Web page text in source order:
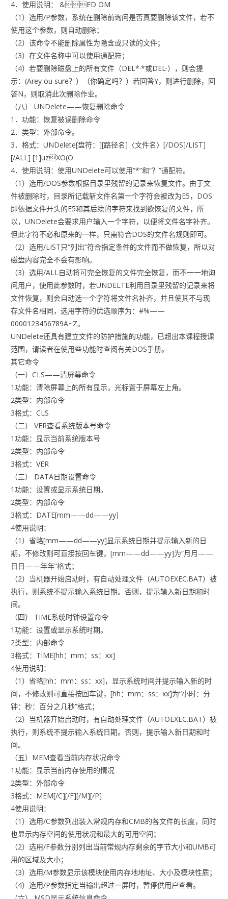
4．使用说明： &ED OM
（1）选用/P参数，系统在删除前询问是否真要删除该文件，若不
使用这个参数，则自动删除；
（2）该命令不能删除属性为隐含或只读的文件；
（3）在文件名称中可以使用通配符；
（4）若要删除磁盘上的所有文件（DEL*·*或DEL·），则会提
示：(Arey ou sure？）（你确定吗？）若回答Y，则进行删除，回
答N，则取消此次删除作业。
（八） UNDelete——恢复删除命令
1．功能：恢复被误删除命令
2．类型：外部命令。
3．格式：UNDelete[盘符：][路径名]〈文件名〉[/DOS]/LIST]
[/ALL] [1]uzXO(O
4．使用说明：使用UNDelete可以使用“*”和“？”通配符。
（1）选用/DOS参数根据目录里残留的记录来恢复文件。由于文
件被删除时，目录所记载斩文件名第一个字符会被改为E5，DOS
即依据文件开头的E5和其后续的字符来找到欲恢复的文件，所
以，UNDelete会要求用户输入一个字符，以便将文件名字补齐。
但此字符不必和原来的一样，只需符合DOS的文件名规则即可。
（2）选用/LIST只“列出”符合指定条件的文件而不做恢复，所以对
磁盘内容完全不会有影响。
（3）选用/ALL自动将可完全恢复的文件完全恢复，而不一一地询
问用户，使用此参数时，若UNDELTE利用目录里残留的记录来将
文件恢复，则会自动选一个字符将文件名补齐，并且使其不与现
存文件名相同，选用字符的优选顺序为：#%——
0000123456789A~Z。
UNDelete还具有建立文件的防护措施的功能，已超出本课程授课
范围，请读者在使用些功能时查阅有关DOS手册。
其它命令
（一）CLS——清屏幕命令
1功能：清除屏幕上的所有显示，光标置于屏幕左上角。
2类型：内部命令
3格式：CLS
（二） VER查看系统版本号命令
1功能：显示当前系统版本号
2类型：内部命令
3格式：VER
（三） DATA日期设置命令
1功能：设置或显示系统日期。
2类型：内部命令
3格式：DATE[mm——dd——yy]
4使用说明：
（1）省略[mm——dd——yy]显示系统日期并提示输入新的日
期，不修改则可直接按回车键，[mm——dd——yy]为“月月——
日日——年年”格式；
（2）当机器开始启动时，有自动处理文件（AUTOEXEC.BAT）被
执行，则系统不提示输入系统日期。否则，提示输入新日期和时
间。
（四） TIME系统时钟设置命令
1功能：设置或显示系统时期。
2类型：内部命令
3格式：TIME[hh：mm：ss：xx]
4使用说明：
（1）省略[hh：mm：ss：xx]，显示系统时间并提示输入新的时
间，不修改则可直接按回车键，[hh：mm：ss：xx]为“小时：分
钟：秒：百分之几秒”格式；
（2）当机器开始启动时，有自动处理文件（AUTOEXEC.BAT）被
执行，则系统不提示输入系统日期。否则，提示输入新日期和时
间。
（五）MEM查看当前内存状况命令
1功能：显示当前内存使用的情况
2类型：外部命令
3格式：MEM[/C][/F][/M][/P]
4使用说明：
（1）选用/C参数列出装入常规内存和CMB的各文件的长度，同时
也显示内存空间的使用状况和最大的可用空间；
（2）选用/F参数分别列出当前常规内存剩余的字节大小和UMB可
用的区域及大小；
（3）选用/M参数显示该模块使用内存地地址、大小及模块性质；
（4）选用/P参数指定当输出超过一屏时，暂停供用户查看。